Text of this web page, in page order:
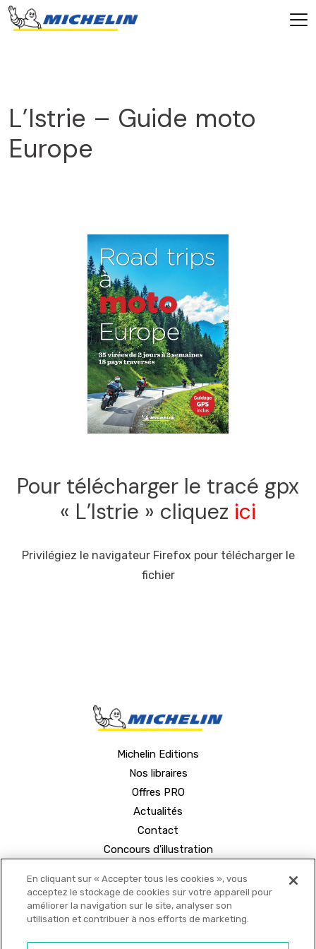
L’Istrie – Guide moto
Europe
Pour télécharger le tracé gpx
« L’Istrie » cliquez ici
Privilégiez le navigateur Firefox pour télécharger le
fichier
Michelin Editions
Nos libraires
Offres PRO
Actualités
Contact
Concours d'illustration
En cliquant sur « Accepter tous les cookies », vous
acceptez le stockage de cookies sur votre appareil pour
améliorer la navigation sur le site, analyser son
utilisation et contribuer à nos efforts de marketing.